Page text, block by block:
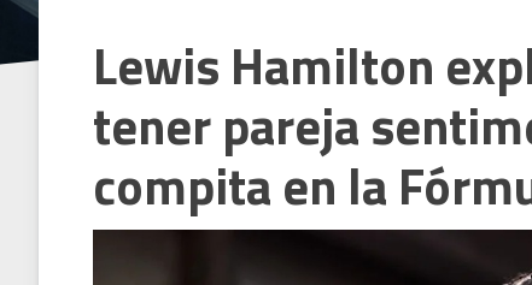
Lewis Hamilton
tener pareja
compita en la